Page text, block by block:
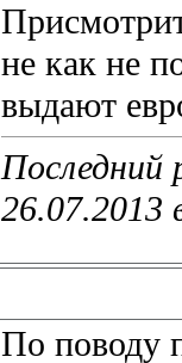
не как не
выдают
Последний
26.07.2013
По поводу